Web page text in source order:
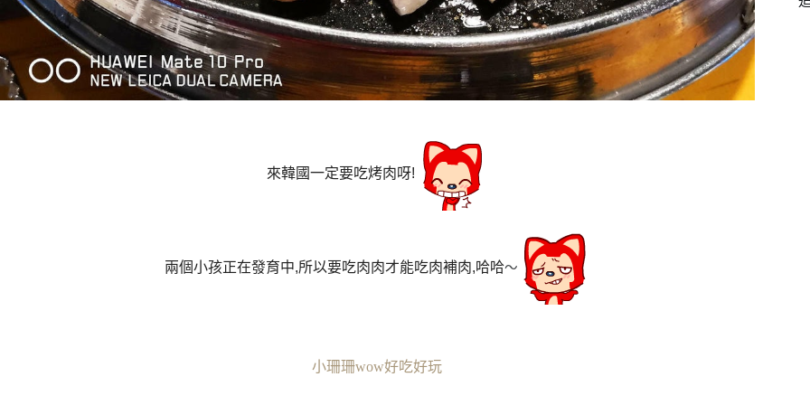
來韓國一定要吃烤肉呀!
兩個小孩正在發育中,所以要吃肉肉才能吃肉補肉,哈哈〜
小珊珊wow好吃好玩